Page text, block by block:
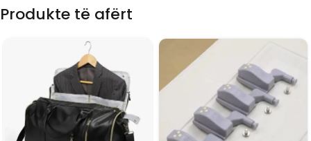
Produkte të afërt